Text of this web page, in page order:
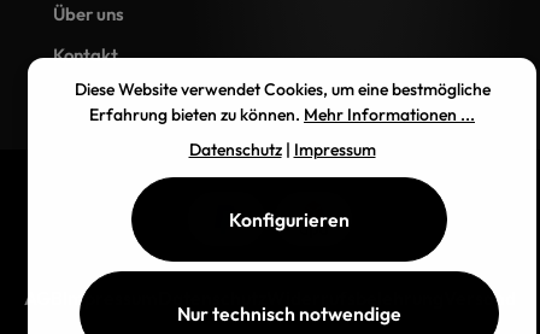
Über uns
Kontakt
AGB Impressum Versand
Diese Website verwendet Cookies, um eine bestmögliche
Erfahrung bieten zu können. Mehr Informationen ...
Datenschutz| Impressum
Nur technisch notwendige
Konfigurieren